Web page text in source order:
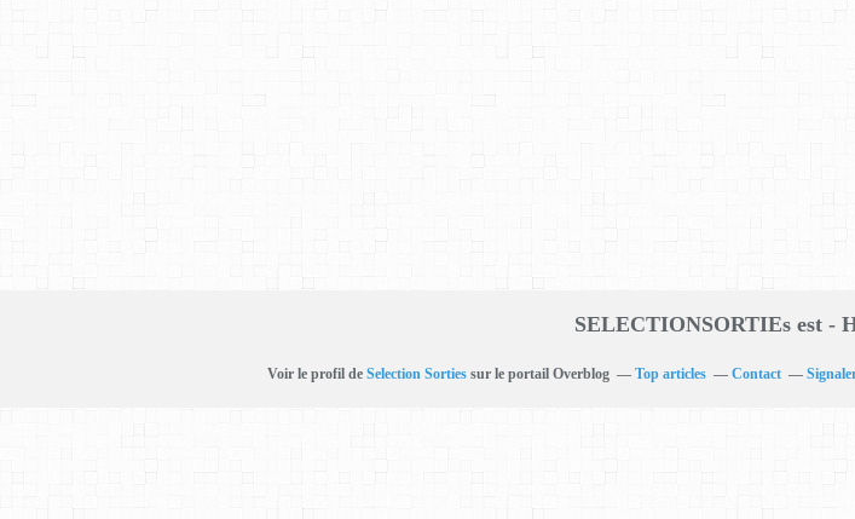
SELECTIONSORTIEs est -
Voir le profil de Selection Sortiessur le portail Overblog Top articles Contact